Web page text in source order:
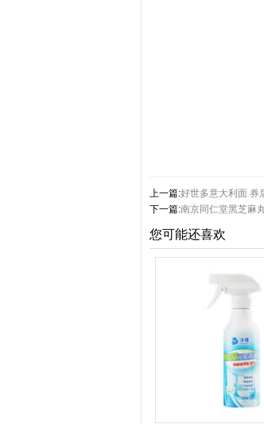
上一篇:好世多意大利面 券
下一篇:南京同仁堂黑芝麻
您可能还喜欢